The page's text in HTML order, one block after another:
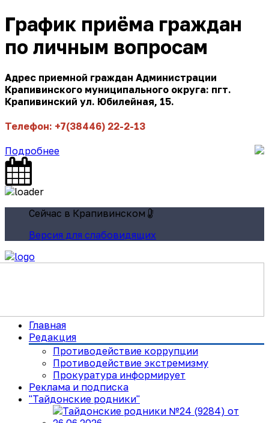
График приёма граждан
по личным вопросам
Адрес приемной граждан Администрации
Крапивинского муниципального округа: пгт.
Крапивинский ул. Юбилейная, 15.
Телефон: +7(38446) 22-2-13
Подробнее
Сейчас в Крапивинском
Версия для слабовидящих
Главная
Редакция
Противодействие коррупции
Противодействие экстремизму
Прокуратура информирует
Реклама и подписка
"Тайдонские родники"